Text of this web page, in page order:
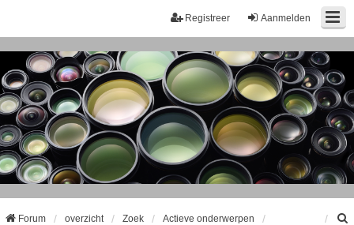
Aanmelden
Registreer
Forum overzicht Zoek Actieve onderwerpen